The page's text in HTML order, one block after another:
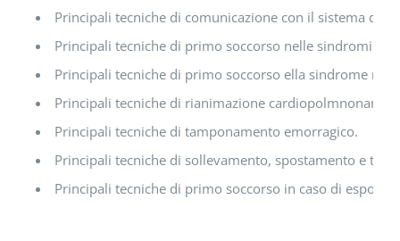
Principali tecniche di comunicazione con il sistema di
Principali tecniche di primo soccorso nelle sindromi
Principali tecniche di primo soccorso ella sindrome
Principali tecniche di rianimazione cardiopolmnonare.
Principali tecniche di tamponamento emorragico.
Principali tecniche di sollevamento, spostamento e
Principali tecniche di primo soccorso in caso di